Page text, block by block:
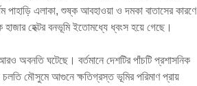
পাহাড়ি এলাকা, শুষ্ক আবহাওয়া ও দমকা বাতাসের কারণে
হেক্টর বনভূমি ইতোমধ্যে ধ্বংস হয়ে গেছে।
অবনতি ঘটেছে। বর্তমানে দেশটির পাঁচটি প্রশাসনিক
মৌসুমে আগুনে ক্ষতিগ্রস্ত ভূমির পরিমাণ প্রায়